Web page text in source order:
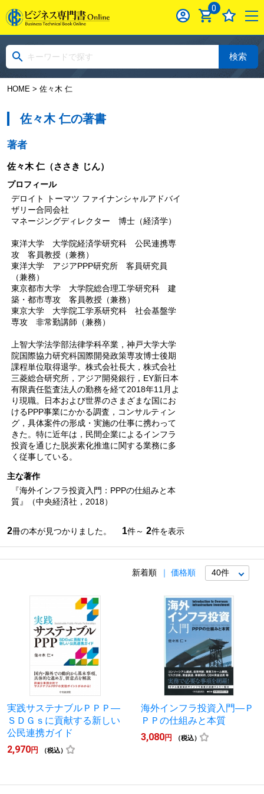
0
検索
HOME> 佐々木 仁
佐々木 仁の著書
著者
佐々木 仁（ささき じん）
プロフィール
デロイト トーマツ ファイナンシャルアドバイ
ザリー合同会社
マネージングディレクター 博士（経済学）
東洋大学 大学院経済学研究科 公民連携専
攻 客員教授（兼務）
東洋大学 アジアPPP研究所 客員研究員
（兼務）
東京都市大学 大学院総合理工学研究科 建
築・都市専攻 客員教授（兼務）
東京大学 大学院工学系研究科 社会基盤学
専攻 非常勤講師（兼務）
上智大学法学部法律学科卒業，神戸大学大学
院国際協力研究科国際開発政策専攻博士後期
課程単位取得退学。株式会社長大，株式会社
三菱総合研究所，アジア開発銀行，EY新日本
有限責任監査法人の勤務を経て2018年11月よ
り現職。日本および世界のさまざまな国にお
けるPPP事業にかかる調査，コンサルティン
グ，具体案件の形成・実施の仕事に携わって
きた。特に近年は，民間企業によるインフラ
投資を通じた脱炭素化推進に関する業務に多
く従事している。
主な著作
『海外インフラ投資入門：PPPの仕組みと本
質』（中央経済社，2018）
2冊の本が見つかりました。 1件～ 2件を表示
新着順 価格順
実践サステナブルＰＰＰ―
ＳＤＧｓに貢献する新しい
公民連携ガイド
2,970円 （税込）
海外インフラ投資入門―Ｐ
ＰＰの仕組みと本質
3,080円 （税込）